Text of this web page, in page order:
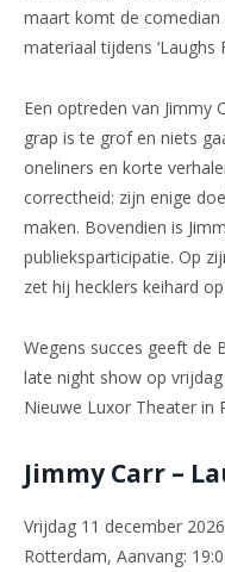
maart komt de
materiaal tijdens ‘Laughs
Een optreden van Jimmy
grap is te grof en niets
oneliners en korte
correctheid: zijn enige
maken. Bovendien is
publieksparticipatie. Op
zet hij hecklers keihard
Wegens succes geeft de
late night show op
Nieuwe Luxor Theater in
Jimmy Carr –
Vrijdag 11 december
Rotterdam, Aanvang: